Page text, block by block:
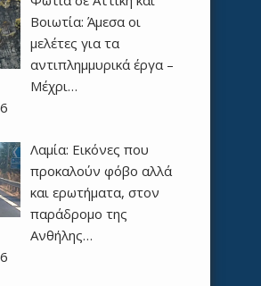
Βοιωτία: Άμεσα οι
μελέτες για τα
αντιπλημμυρικά έργα –
Μέχρι…
Λαμία: Εικόνες που
προκαλούν φόβο αλλά
και ερωτήματα, στον
παράδρομο της
Ανθήλης…